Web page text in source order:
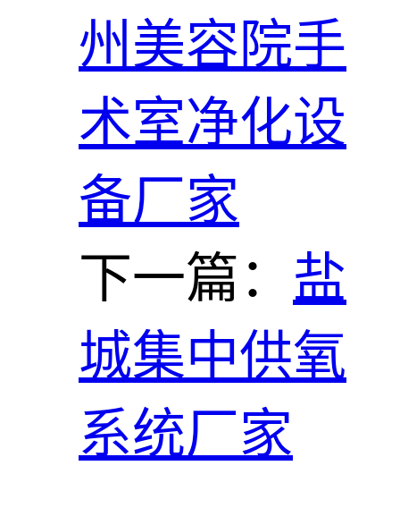
州美容院手
术室净化设
备厂家
下一篇： 盐
城集中供氧
系统厂家